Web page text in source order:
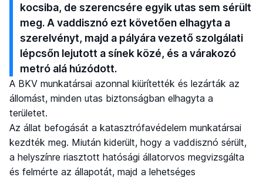
kocsiba, de szerencsére egyik utas sem sérült
meg. A vaddisznó ezt követően elhagyta a
szerelvényt, majd a pályára vezető szolgálati
lépcsőn lejutott a sínek közé, és a várakozó
metró alá húzódott.
A BKV munkatársai azonnal kiürítették és lezárták az
állomást, minden utas biztonságban elhagyta a
területet.
Az állat befogását a katasztrófavédelem munkatársai
kezdték meg. Miután kiderült, hogy a vaddisznó sérült,
a helyszínre riasztott hatósági állatorvos megvizsgálta
és felmérte az állapotát, majd a lehetséges